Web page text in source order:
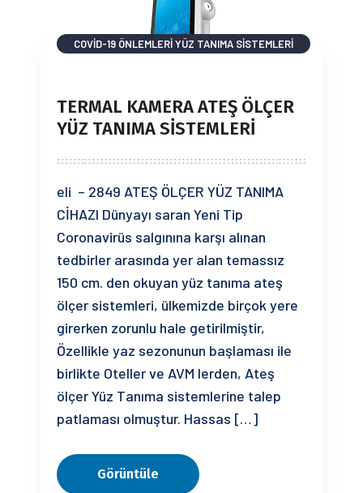
COVID-19 ÖNLEMLERIYÜZ TANIMA SISTEMLERI
TERMAL KAMERA ATEŞ ÖLÇER
YÜZ TANIMA SİSTEMLERİ
eli – 2849 ATEŞ ÖLÇER YÜZ TANIMA
CİHAZI Dünyayı saran Yeni Tip
Coronavirüs salgınına karşı alınan
tedbirler arasında yer alan temassız
150 cm. den okuyan yüz tanıma ateş
ölçer sistemleri, ülkemizde birçok yere
girerken zorunlu hale getirilmiştir,
Özellikle yaz sezonunun başlaması ile
birlikte Oteller ve AVM lerden, Ateş
ölçer Yüz Tanıma sistemlerine talep
patlaması olmuştur. Hassas […]
Görüntüle